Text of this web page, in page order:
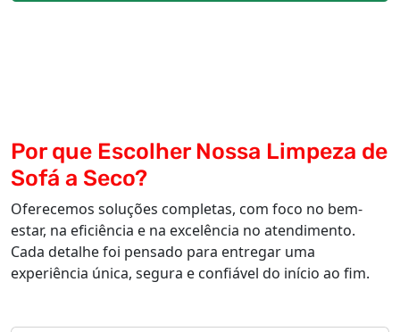
Por que Escolher Nossa Limpeza de
Sofá a Seco?
Oferecemos soluções completas, com foco no bem-
estar, na eficiência e na excelência no atendimento.
Cada detalhe foi pensado para entregar uma
experiência única, segura e confiável do início ao fim.